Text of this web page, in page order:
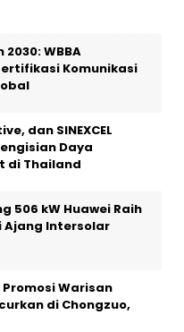
WBBA
Komunikasi
dan SINEXCEL
Daya
di Thailand
506 kW Huawei Raih
Ajang Intersolar
Warisan
di Chongzuo,